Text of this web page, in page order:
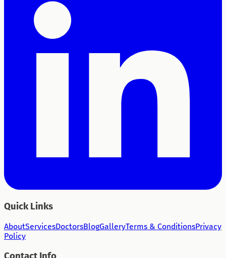
Quick Links
AboutServicesDoctorsBlogGalleryTerms & ConditionsPrivacy
Policy